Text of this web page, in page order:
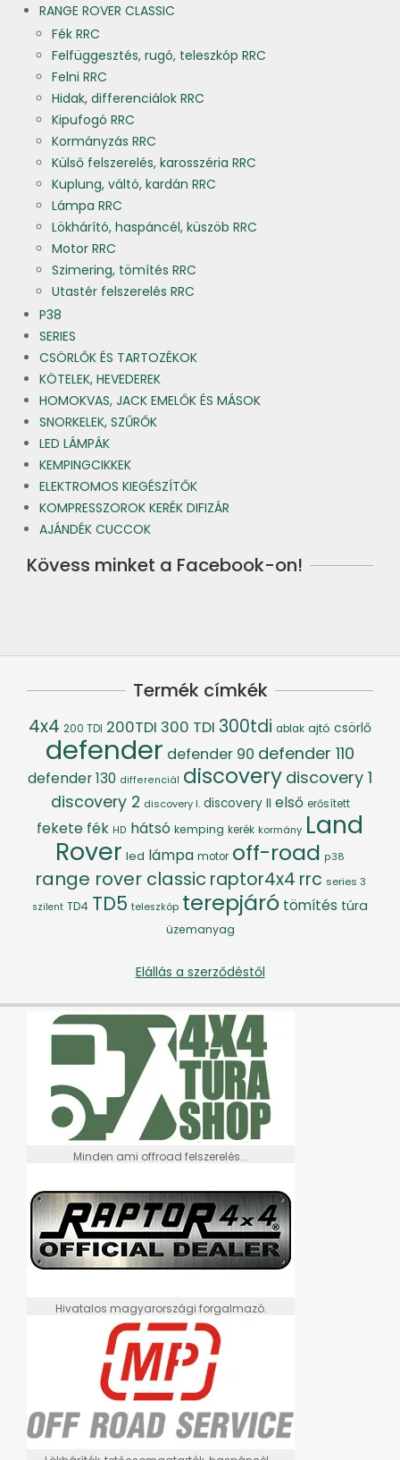
RANGE ROVER CLASSIC
Fék RRC
Felfüggesztés, rugó, teleszkóp RRC
Felni RRC
Hidak, differenciálok RRC
Kipufogó RRC
Kormányzás RRC
Külső felszerelés, karosszéria RRC
Kuplung, váltó, kardán RRC
Lámpa RRC
Lökhárító, haspáncél, küszöb RRC
Motor RRC
Szimering, tömítés RRC
Utastér felszerelés RRC
P38
SERIES
CSÖRLŐK ÉS TARTOZÉKOK
KÖTELEK, HEVEDEREK
HOMOKVAS, JACK EMELŐK ÉS MÁSOK
SNORKELEK, SZŰRŐK
LED LÁMPÁK
KEMPINGCIKKEK
ELEKTROMOS KIEGÉSZÍTŐK
KOMPRESSZOROK KERÉK DIFIZÁR
AJÁNDÉK CUCCOK
Kövess minket a Facebook-on!
Termék címkék
4x4 200 TDI 200TDI 300 TDI 300tdi ablak ajtó csörlő
defender defender 90 defender 110
defender 130 differenciál discovery discovery 1
discovery 2 discovery I. discovery II első erősített
fekete fék HD hátsó kemping kerék kormány Land
Rover led lámpa motor off-road p38
range rover classic raptor4x4 rrc series 3
szilent TD4 TD5 teleszkóp terepjáró tömítés túra
üzemanyag
Elállás a szerződéstől
Minden ami offroad felszerelés...
Hivatalos magyarországi forgalmazó.